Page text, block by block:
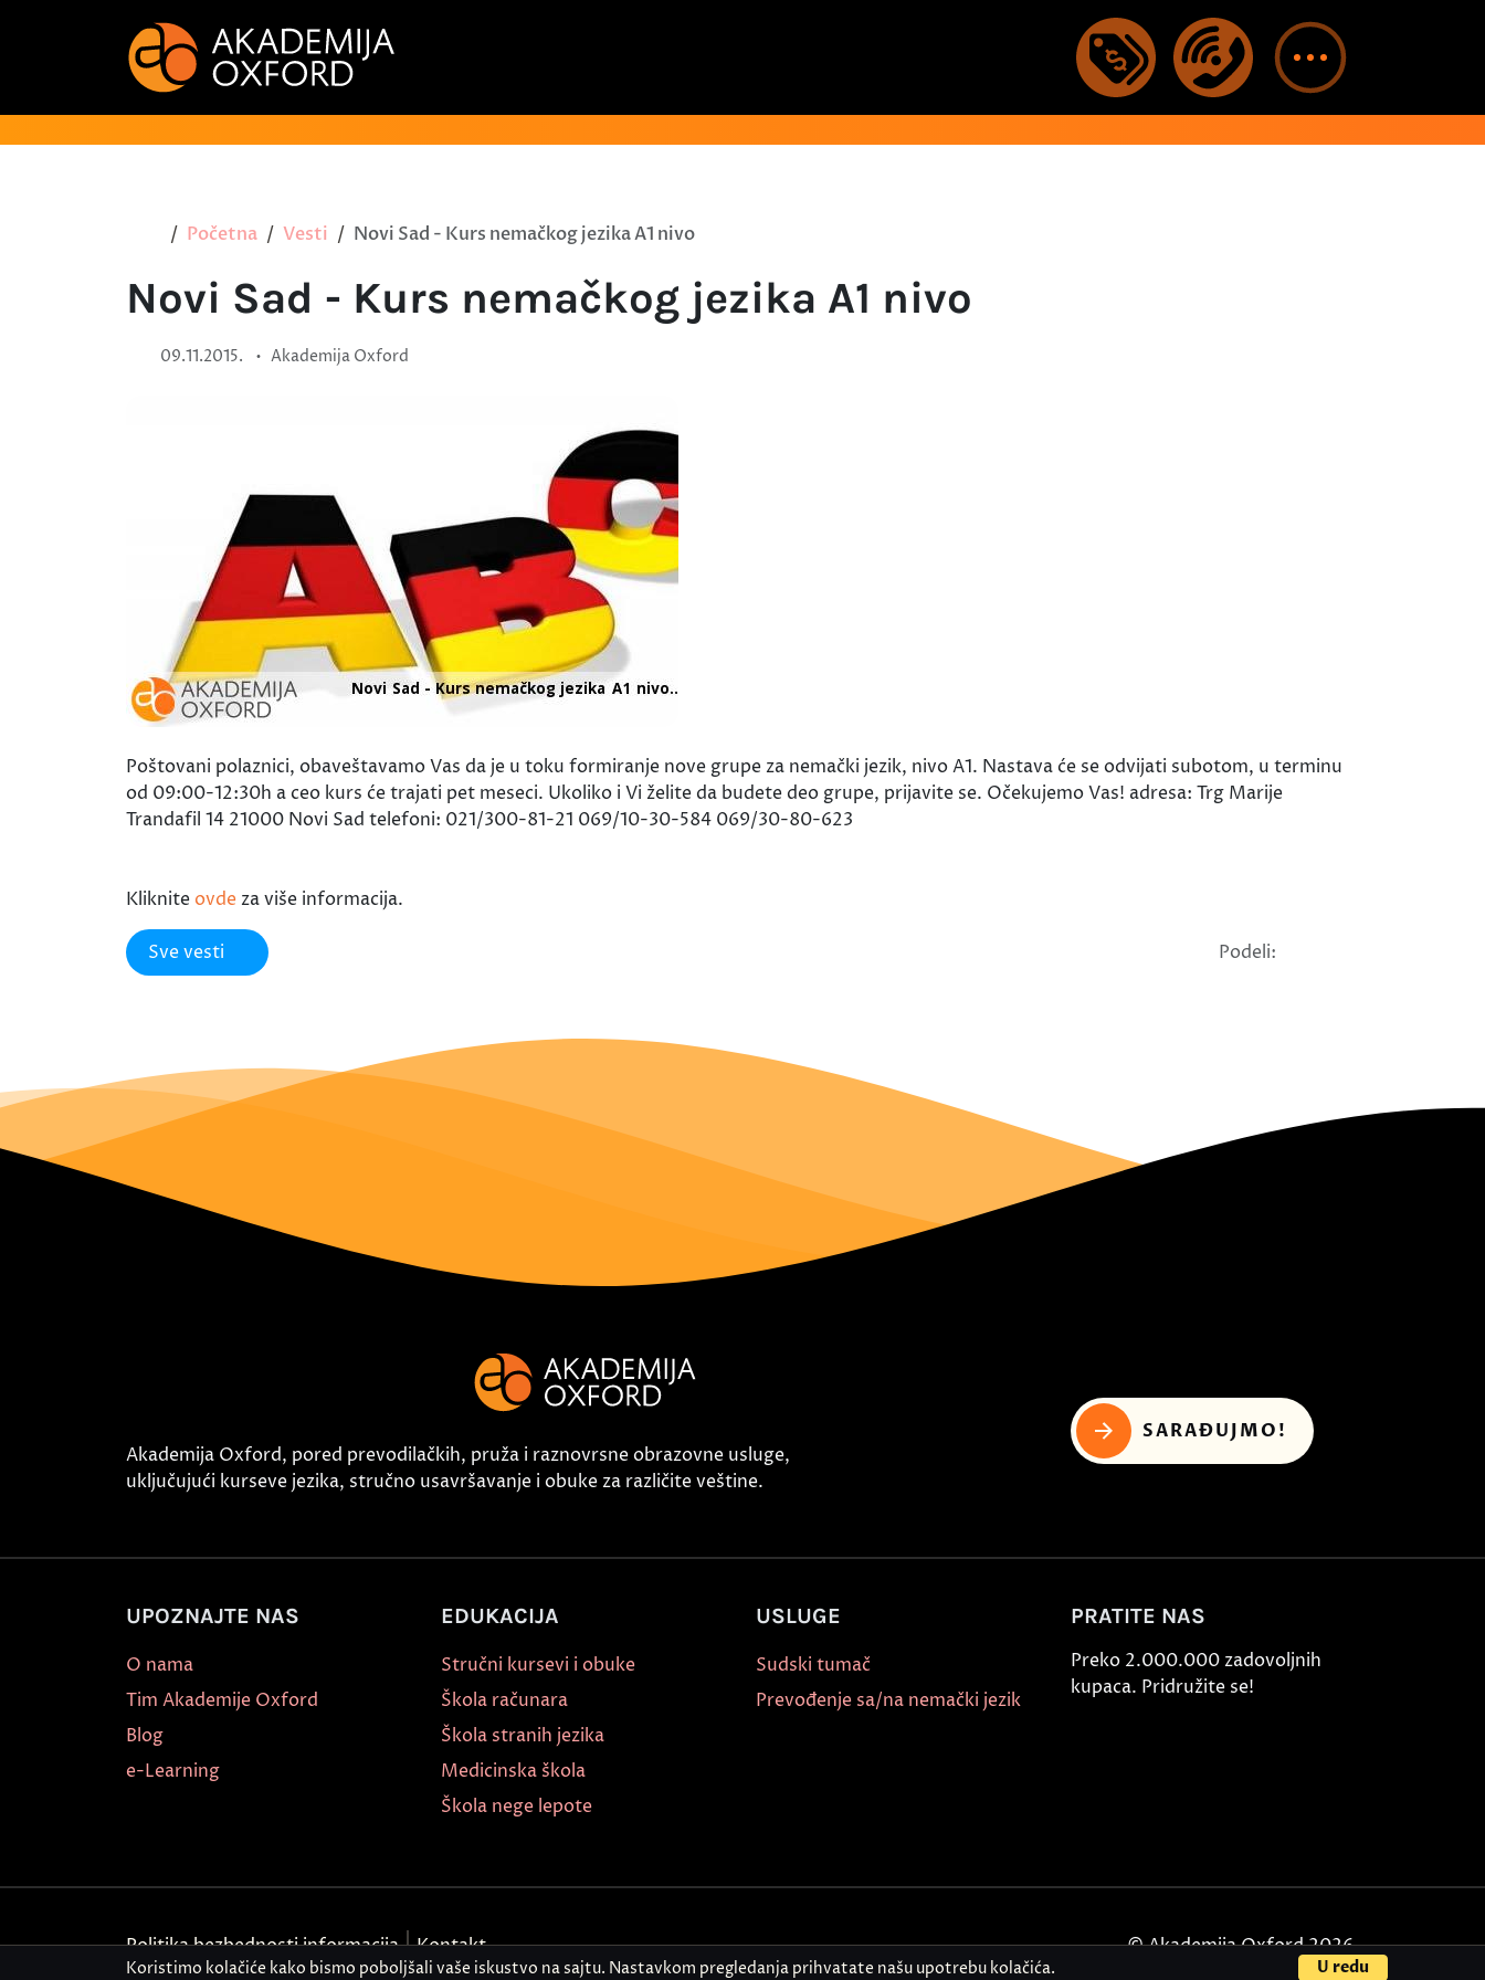
Početna Vesti Novi Sad - Kurs nemačkog jezika A1 nivo
Novi Sad - Kurs nemačkog jezika A1 nivo
09.11.2015. • Akademija Oxford
Poštovani polaznici, obaveštavamo Vas da je u toku formiranje nove grupe za nemački jezik, nivo A1. Nastava će se odvijati subotom, u terminu
od 09:00-12:30h a ceo kurs će trajati pet meseci. Ukoliko i Vi želite da budete deo grupe, prijavite se. Očekujemo Vas! adresa: Trg Marije
Trandafil 14 21000 Novi Sad telefoni: 021/300-81-21 069/10-30-584 069/30-80-623
Kliknite ovde za više informacija.
Sve vesti Podeli:
Akademija Oxford, pored prevodilačkih, pruža i raznovrsne obrazovne usluge,
uključujući kurseve jezika, stručno usavršavanje i obuke za različite veštine.
SARAĐUJMO!
UPOZNAJTE NAS
O nama
Tim Akademije Oxford
Blog
e-Learning
EDUKACIJA
Stručni kursevi i obuke
Škola računara
Škola stranih jezika
Medicinska škola
Škola nege lepote
USLUGE
Sudski tumač
Prevođenje sa/na nemački jezik
PRATITE NAS
Preko 2.000.000 zadovoljnih
kupaca. Pridružite se!
Politika bezbednosti informacija Kontakt © Akademija Oxford 2026.
Koristimo kolačiće kako bismo poboljšali vaše iskustvo na sajtu. Nastavkom pregledanja prihvatate našu upotrebu kolačića. U redu